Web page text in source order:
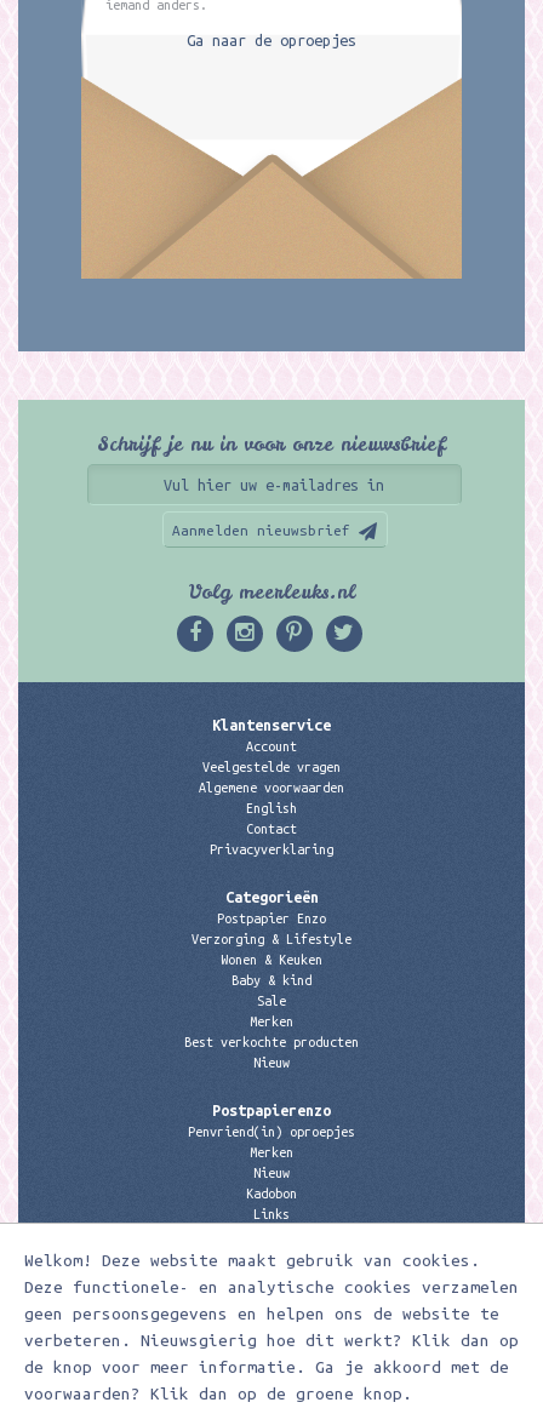
Welkom! Deze website maakt gebruik van cookies.
Deze functionele- en analytische cookies verzamelen
geen persoonsgegevens en helpen ons de website te
verbeteren. Nieuwsgierig hoe dit werkt? Klik dan op
de knop voor meer informatie. Ga je akkoord met de
voorwaarden? Klik dan op de groene knop.
iemand anders.
Ga naar de oproepjes
Schrijf je nu in voor onze nieuwsbrief
Aanmelden nieuwsbrief
Volg meerleuks.nl
Klantenservice
Account
Veelgestelde vragen
Algemene voorwaarden
English
Contact
Privacyverklaring
Categorieën
Postpapier Enzo
Verzorging & Lifestyle
Wonen & Keuken
Baby & kind
Sale
Merken
Best verkochte producten
Nieuw
Postpapierenzo
Penvriend(in) oproepjes
Merken
Nieuw
Kadobon
Links
Contactgegevens
Meerleuks
anita@meerleuks.nl
06 – 107 163 36
KVK nummer: 58807179
BTW nummer: 853190859B01